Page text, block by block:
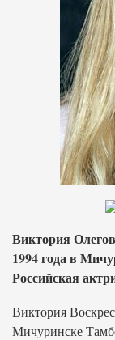
Виктория
1994 года в
Российская
Виктория
Мичуринске